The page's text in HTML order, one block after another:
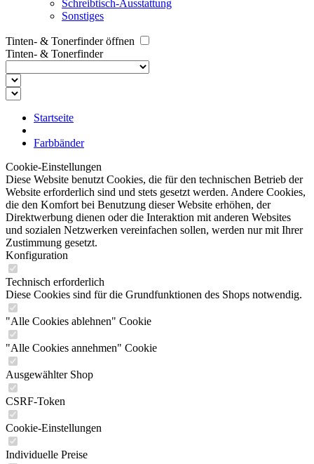
Schreibtisch-Ausstattung
Sonstiges
Tinten- & Tonerfinder öffnen
Tinten- & Tonerfinder
Startseite
Farbbänder
Cookie-Einstellungen
Diese Website benutzt Cookies, die für den technischen Betrieb der
Website erforderlich sind und stets gesetzt werden. Andere Cookies,
die den Komfort bei Benutzung dieser Website erhöhen, der
Direktwerbung dienen oder die Interaktion mit anderen Websites
und sozialen Netzwerken vereinfachen sollen, werden nur mit Ihrer
Zustimmung gesetzt.
Konfiguration
Technisch erforderlich
Diese Cookies sind für die Grundfunktionen des Shops notwendig.
"Alle Cookies ablehnen" Cookie
"Alle Cookies annehmen" Cookie
Ausgewählter Shop
CSRF-Token
Cookie-Einstellungen
Individuelle Preise